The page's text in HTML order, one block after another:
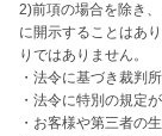
2)前項の場合を除き
に開示することはあ
りではありません。
・法令に基づき裁判
・法令に特別の規定
・お客様や第三者の